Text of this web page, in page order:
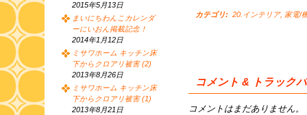
カテゴリ: 20.インテリア, 家電/
コメント & トラック
コメントはまだありません。
2015年5月13日
まいにちわんこカレンダ
ーにいおん掲載記念！
2014年1月12日
ミサワホーム キッチン床
下からクロアリ被害 (2)
2013年8月26日
ミサワホーム キッチン床
下からクロアリ被害 (1)
2013年8月21日